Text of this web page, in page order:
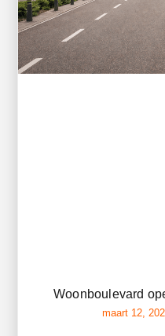
Woonboulevard
maart 12,